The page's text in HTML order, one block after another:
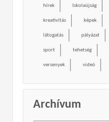
hírek Iskolaújság
kreativítás képek
látogatás pályázat
sport tehetség
versenyek videó
Archívum